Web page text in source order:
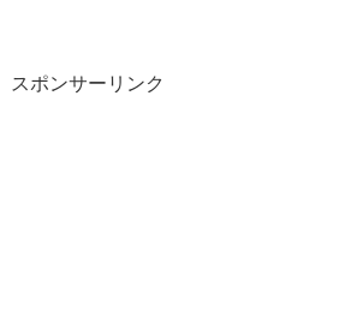
スポンサーリンク